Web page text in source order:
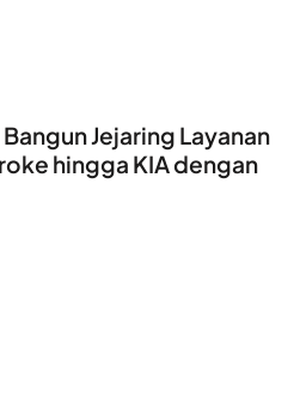
Jejaring Layanan
hingga KIA dengan